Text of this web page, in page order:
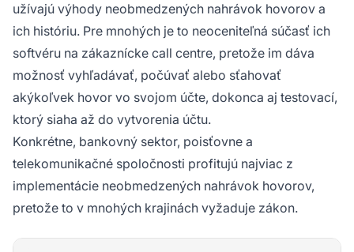
užívajú výhody neobmedzených nahrávok hovorov a
ich históriu. Pre mnohých je to neoceniteľná súčasť ich
softvéru na zákaznícke call centre, pretože im dáva
možnosť vyhľadávať, počúvať alebo sťahovať
akýkoľvek hovor vo svojom účte, dokonca aj testovací,
ktorý siaha až do vytvorenia účtu.
Konkrétne, bankovný sektor, poisťovne a
telekomunikačné spoločnosti profitujú najviac z
implementácie neobmedzených nahrávok hovorov,
pretože to v mnohých krajinách vyžaduje zákon.